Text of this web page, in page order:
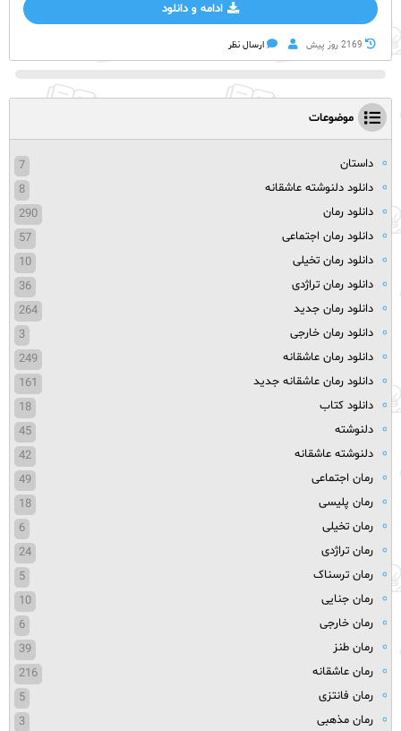
ادامه و دانلود
2169 روز پيش ارسال نظر
موضوعات
داستان
7
دانلود دلنوشته عاشقانه
8
دانلود رمان
290
دانلود رمان اجتماعی
57
دانلود رمان تخیلی
10
دانلود رمان تراژدی
36
دانلود رمان جدید
264
دانلود رمان خارجی
3
دانلود رمان عاشقانه
249
دانلود رمان عاشقانه جدید
161
دانلود کتاب
18
دلنوشته
45
دلنوشته عاشقانه
42
رمان اجتماعی
49
رمان پلیسی
18
رمان تخیلی
6
رمان تراژدی
24
رمان ترسناک
5
رمان جنایی
10
رمان خارجی
6
رمان طنز
39
رمان عاشقانه
216
رمان فانتزی
5
رمان مذهبی
3